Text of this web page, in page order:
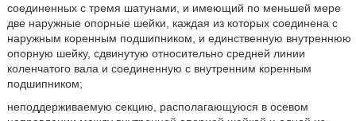
соединенных с тремя шатунами, и имеющий по меньшей мере
две наружные опорные шейки, каждая из которых соединена с
наружным коренным подшипником, и единственную внутреннюю
опорную шейку, сдвинутую относительно средней линии
коленчатого вала и соединенную с внутренним коренным
подшипником;
неподдерживаемую секцию, располагающуюся в осевом